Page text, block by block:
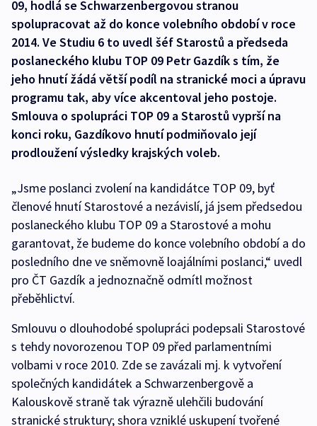
09, hodlá se Schwarzenbergovou stranou
spolupracovat až do konce volebního období v roce
2014. Ve Studiu 6 to uvedl šéf Starostů a předseda
poslaneckého klubu TOP 09 Petr Gazdík s tím, že
jeho hnutí žádá větší podíl na stranické moci a úpravu
programu tak, aby více akcentoval jeho postoje.
Smlouva o spolupráci TOP 09 a Starostů vyprší na
konci roku, Gazdíkovo hnutí podmiňovalo její
prodloužení výsledky krajských voleb.
„Jsme poslanci zvolení na kandidátce TOP 09, byť
členové hnutí Starostové a nezávislí, já jsem předsedou
poslaneckého klubu TOP 09 a Starostové a mohu
garantovat, že budeme do konce volebního období a do
posledního dne ve sněmovně loajálními poslanci,“ uvedl
pro ČT Gazdík a jednoznačně odmítl možnost
přeběhlictví.
Smlouvu o dlouhodobé spolupráci podepsali Starostové
s tehdy novorozenou TOP 09 před parlamentními
volbami v roce 2010. Zde se zavázali mj. k vytvoření
společných kandidátek a Schwarzenbergově a
Kalouskově straně tak výrazně ulehčili budování
stranické struktury; shora vzniklé uskupení tvořené